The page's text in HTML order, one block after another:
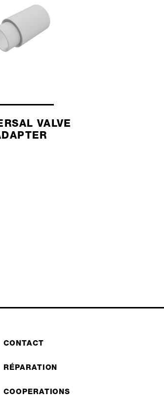
VALVE
CONTACT
RÉPARATION
COOPERATIONS